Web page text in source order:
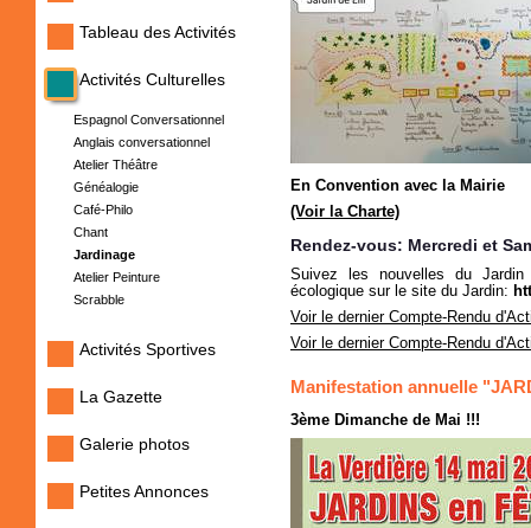
Tableau des Activités
Activités Culturelles
Espagnol Conversationnel
Anglais conversationnel
Atelier Théâtre
Généalogie
Café-Philo
Chant
Jardinage
Atelier Peinture
Scrabble
Activités Sportives
La Gazette
Galerie photos
Petites Annonces
En Convention avec la Mairie
(Voir la Charte)
Rendez-vous: Mercredi et
Suivez les nouvelles du
écologique sur le site du Jardin:
Voir le dernier Compte-Rendu
Voir le dernier Compte-Rendu
Manifestation annuelle
3ème Dimanche de Mai !!!